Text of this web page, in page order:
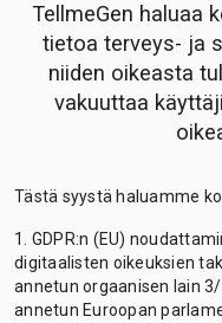
TellmeGen haluaa
tietoa terveys- ja
niiden oikeasta
vakuuttaa
Tästä syystä haluamme
1. GDPR:n (EU)
digitaalisten oikeuksien
annetun orgaanisen lain
annetun Euroopan